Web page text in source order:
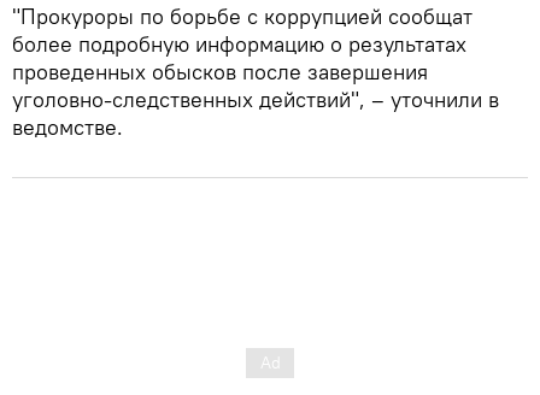
"Прокуроры по борьбе с коррупцией сообщат
более подробную информацию о результатах
проведенных обысков после завершения
уголовно-следственных действий", – уточнили в
ведомстве.